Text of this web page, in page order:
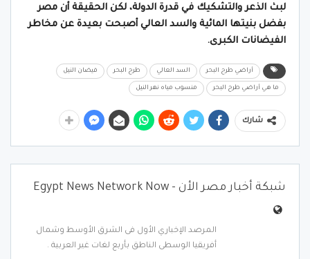
لبث الذعر والتشكيك في قدرة الدولة، لكن الحقيقة أن مصر
بفضل بنيتها المائية والسد العالي أصبحت بعيدة عن مخاطر
الفيضانات الكبرى.
أراضي طرح البحر السد العالي طرح البحر فيضان النيل
ما هي أراضي طرح البحر منسوب مياه نهر النيل
شارك
شبكة أخبار مصر الأن - Egypt News Network Now
المرصد الإخباري الأول فى الشرق الأوسط وشمال
أفريقيا الوسطى الناطق بأربع لغات غير العربية .